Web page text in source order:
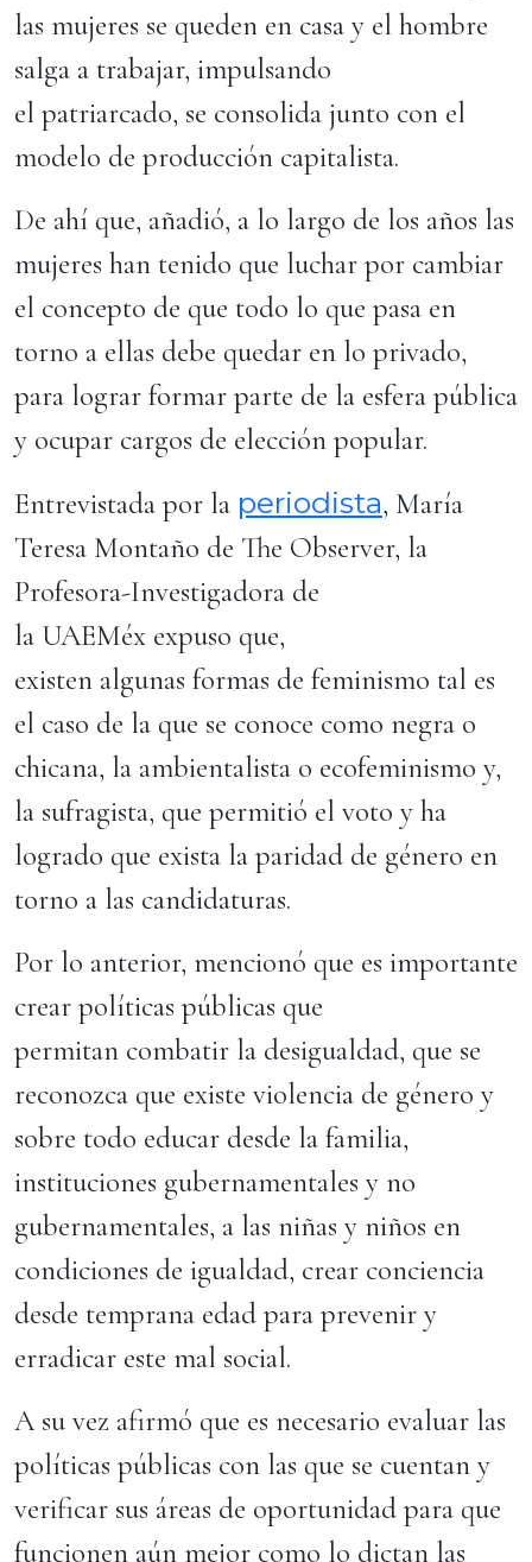
las mujeres se queden en casa y el hombre
salga a trabajar, impulsando
el patriarcado, se consolida junto con el
modelo de producción capitalista.
De ahí que, añadió, a lo largo de los años las
mujeres han tenido que luchar por cambiar
el concepto de que todo lo que pasa en
torno a ellas debe quedar en lo privado,
para lograr formar parte de la esfera pública
y ocupar cargos de elección popular.
Entrevistada por la periodista, María
Teresa Montaño de The Observer, la
Profesora-Investigadora de
la UAEMéx expuso que,
existen algunas formas de feminismo tal es
el caso de la que se conoce como negra o
chicana, la ambientalista o ecofeminismo y,
la sufragista, que permitió el voto y ha
logrado que exista la paridad de género en
torno a las candidaturas.
Por lo anterior, mencionó que es importante
crear políticas públicas que
permitan combatir la desigualdad, que se
reconozca que existe violencia de género y
sobre todo educar desde la familia,
instituciones gubernamentales y no
gubernamentales, a las niñas y niños en
condiciones de igualdad, crear conciencia
desde temprana edad para prevenir y
erradicar este mal social.
A su vez afirmó que es necesario evaluar las
políticas públicas con las que se cuentan y
verificar sus áreas de oportunidad para que
funcionen aún mejor como lo dictan las